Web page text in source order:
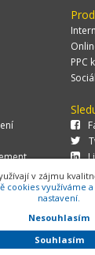
PPC
s.r.o.,Za Potokem
270 421, verze
v zájmu
cookies využíváme
nastavení.
Nesouhlasím
Souhlasím